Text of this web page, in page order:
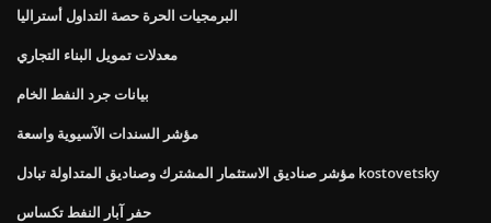
البرمجيات الحرة حصة التداول أستراليا
معدلات تمويل البناء التجاري
بيانات جرد النفط الخام
مؤشر السندات الآسيوية واسعة
مؤشر صناديق الاستثمار المشترك وصناديق المتداولة تبادل kostovetsky
حفر آبار النفط تكساس